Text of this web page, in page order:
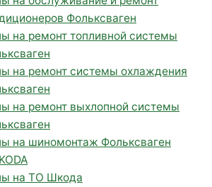
Фольксваген
на ремонт топливной системы
на ремонт системы охлаждения
на ремонт выхлопной системы
на шиномонтаж Фольксваген
на ТО Шкода